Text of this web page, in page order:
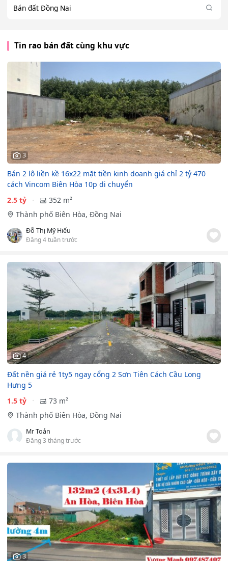
Bán đất Đồng Nai
Tin rao bán đất cùng khu vực
3
Bán 2 lô liền kề 16x22 mặt tiền kinh doanh giá chỉ 2 tỷ 470
cách Vincom Biên Hòa 10p di chuyển
2.5 tỷ
352 m²
Thành phố Biên Hòa, Đồng Nai
Đỗ Thị Mỹ Hiếu
Đăng 4 tuần trước
4
Đất nền giá rẻ 1ty5 ngay cổng 2 Sơn Tiên Cách Cầu Long
Hưng 5
1.5 tỷ
73 m²
Thành phố Biên Hòa, Đồng Nai
Mr Toản
Đăng 3 tháng trước
3